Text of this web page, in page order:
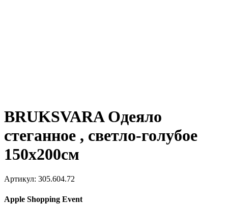
BRUKSVARA Одеяло
стеганное , светло-голубое
150х200см
Артикул: 305.604.72
Apple Shopping Event